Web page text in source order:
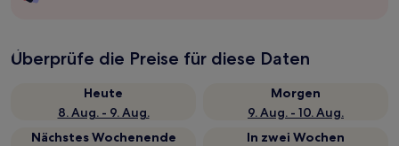
Überprüfe die Preise für diese Daten
Heute
8. Aug. - 9. Aug.
Morgen
9. Aug. - 10. Aug.
Nächstes Wochenende
In zwei Wochen